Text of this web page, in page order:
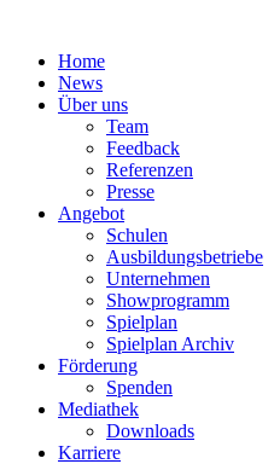
springenHome
News
Über uns
Team
Feedback
Referenzen
Presse
Angebot
Schulen
Ausbildungsbetriebe
Unternehmen
Showprogramm
Spielplan
Spielplan Archiv
Förderung
Spenden
Mediathek
Downloads
Karriere